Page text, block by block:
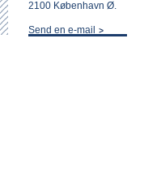
2100 København Ø.
Send en e-mail